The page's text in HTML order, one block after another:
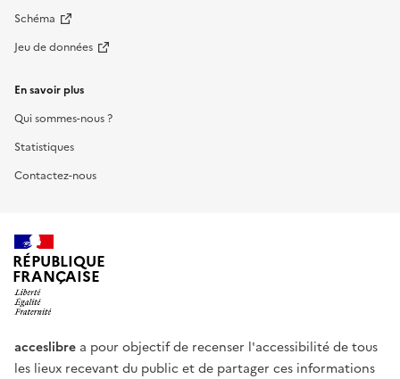
Schéma
Jeu de données
En savoir plus
Qui sommes-nous ?
Statistiques
Contactez-nous
RÉPUBLIQUE
FRANÇAISE
acceslibre a pour objectif de recenser l'accessibilité de tous
les lieux recevant du public et de partager ces informations